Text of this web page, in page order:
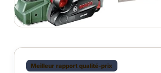
Meilleur rapport qualité-prix